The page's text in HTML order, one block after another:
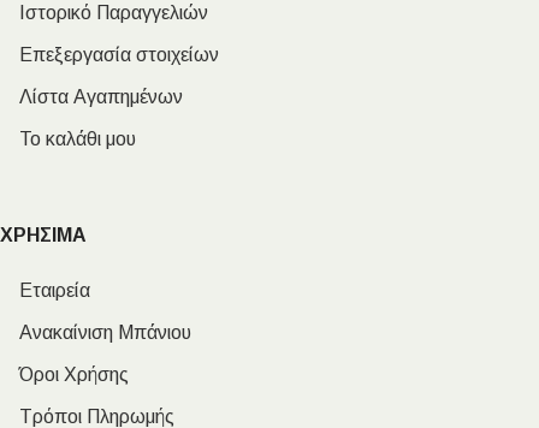
Ιστορικό Παραγγελιών
Επεξεργασία στοιχείων
Λίστα Αγαπημένων
Το καλάθι μου
ΧΡΗΣΙΜΑ
Εταιρεία
Ανακαίνιση Μπάνιου
Όροι Χρήσης
Τρόποι Πληρωμής